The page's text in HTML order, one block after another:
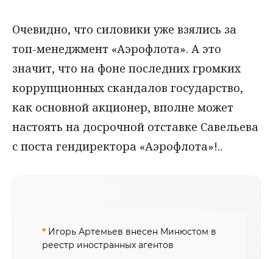
Очевидно, что силовики уже взялись за
топ-менеджмент «Аэрофлота». А это
значит, что на фоне последних громких
коррупционных скандалов государство,
как основной акционер, вполне может
настоять на досрочной отставке Савельева
с поста гендиректора «Аэрофлота»!..
* Игорь Артемьев внесен Минюстом в
реестр иностранных агентов